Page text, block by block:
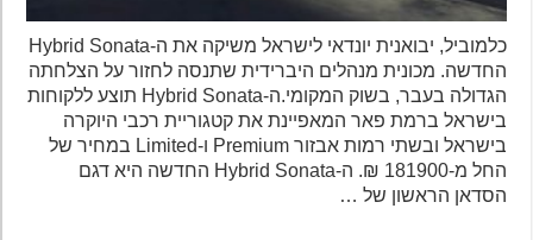
כלמוביל, יבואנית יונדאי לישראל משיקה את ה-Hybrid Sonata
החדשה. מכונית מנהלים היברידית שתנסה לחזור על הצלחתה
הגדולה בעבר, בשוק המקומי.ה-Hybrid Sonata תוצע ללקוחות
בישראל ברמת פאר המאפיינת את קטגוריית רכבי היוקרה
בישראל ובשתי רמות אבזור Premium ו-Limited במחיר של
החל מ-181900 ₪. ה-Hybrid Sonata החדשה היא דגם
הסדאן הראשון של …